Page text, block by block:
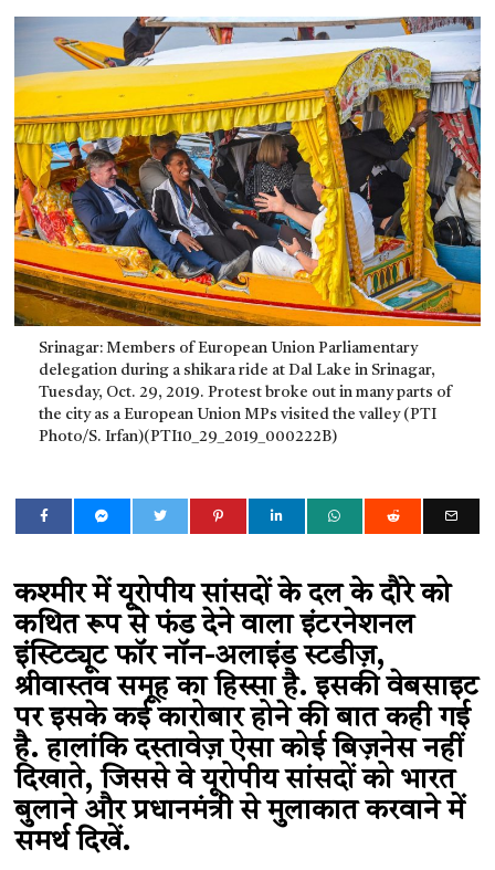
Srinagar: Members of European Union Parliamentary
delegation during a shikara ride at Dal Lake in Srinagar,
Tuesday, Oct. 29, 2019. Protest broke out in many parts of
the city as a European Union MPs visited the valley (PTI
Photo/S. Irfan)(PTI10_29_2019_000222B)
कश्मीर में यूरोपीय सांसदों के दल के दौरे को
कथित रूप से फंड देने वाला इंटरनेशनल
इंस्टिट्यूट फॉर नॉन-अलाइंड स्टडीज़,
श्रीवास्तव समूह का हिस्सा है. इसकी वेबसाइट
पर इसके कई कारोबार होने की बात कही गई
है. हालांकि दस्तावेज़ ऐसा कोई बिज़नेस नहीं
दिखाते, जिससे वे यूरोपीय सांसदों को भारत
बुलाने और प्रधानमंत्री से मुलाकात करवाने में
समर्थ दिखें.